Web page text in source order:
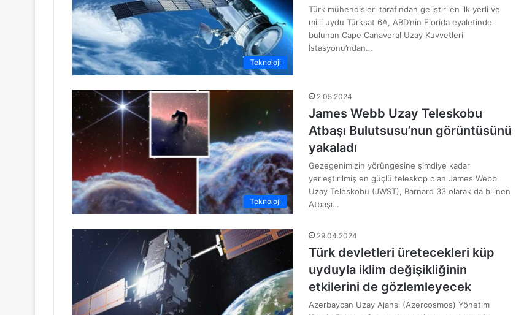
Teknoloji
Türk mühendisleri tarafından geliştirilen ilk yerli ve
milli uydu Türksat 6A, ABD’nin Florida eyaletinde
bulunan Cape Canaveral Uzay Kuvvetleri
İstasyonu’ndan…
Teknoloji
2.05.2024
James Webb Uzay Teleskobu
Atbaşı Bulutsusu’nun görüntüsünü
yakaladı
Gezegenimizin yörüngesine şimdiye kadar
yerleştirilmiş en güçlü teleskop olan James Webb
Uzay Teleskobu (JWST), Barnard 33 olarak da bilinen
Atbaşı…
29.04.2024
Türk devletleri üretecekleri küp
uyduyla iklim değişikliğinin
etkilerini de gözlemleyecek
Azerbaycan Uzay Ajansı (Azercosmos) Yönetim